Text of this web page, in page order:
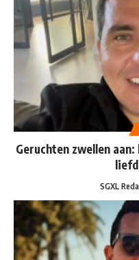
Geruchten zwellen
SGXL